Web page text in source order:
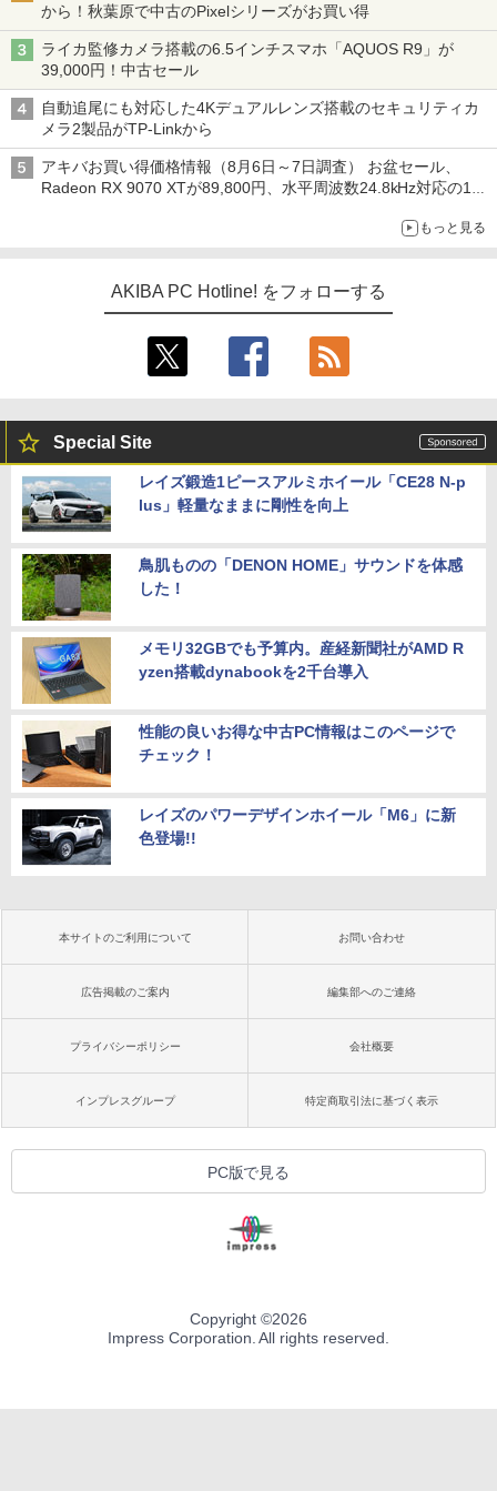
から！秋葉原で中古のPixelシリーズがお買い得
ライカ監修カメラ搭載の6.5インチスマホ「AQUOS R9」が
39,000円！中古セール
自動追尾にも対応した4Kデュアルレンズ搭載のセキュリティカ
メラ2製品がTP-Linkから
アキバお買い得価格情報（8月6日～7日調査） お盆セール、
Radeon RX 9070 XTが89,800円、水平周波数24.8kHz対応の17
もっと見る
AKIBA PC Hotline! をフォローする
Special Site
レイズ鍛造1ピースアルミホイール「CE28 N-p
lus」軽量なままに剛性を向上
鳥肌ものの「DENON HOME」サウンドを体感
した！
メモリ32GBでも予算内。産経新聞社がAMD R
yzen搭載dynabookを2千台導入
性能の良いお得な中古PC情報はこのページで
チェック！
レイズのパワーデザインホイール「M6」に新
色登場!!
本サイトのご利用について お問い合わせ
広告掲載のご案内 編集部へのご連絡
プライバシーポリシー 会社概要
インプレスグループ 特定商取引法に基づく表示
PC版で見る
Copyright ©2026
Impress Corporation. All rights reserved.